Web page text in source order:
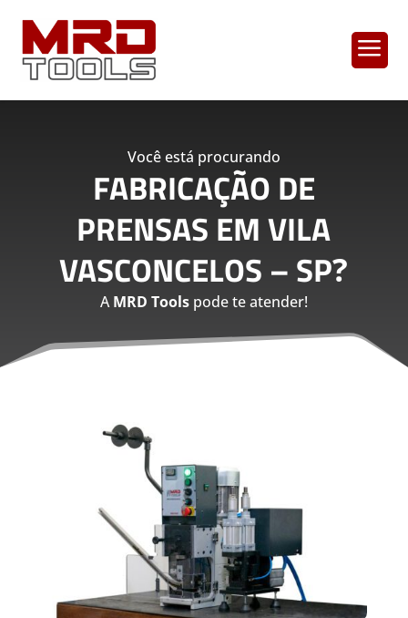
a
Você está procurando
FABRICAÇÃO DE
PRENSAS EM VILA
VASCONCELOS – SP?
AMRD Toolspode te atender!